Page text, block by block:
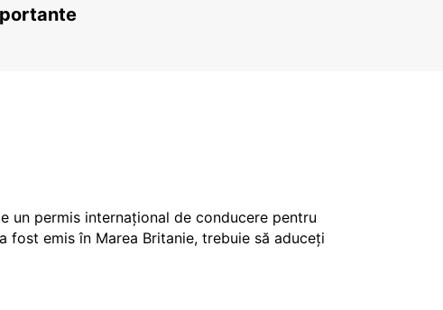
un permis internațional de conducere pentru
emis în Marea Britanie, trebuie să aduceți